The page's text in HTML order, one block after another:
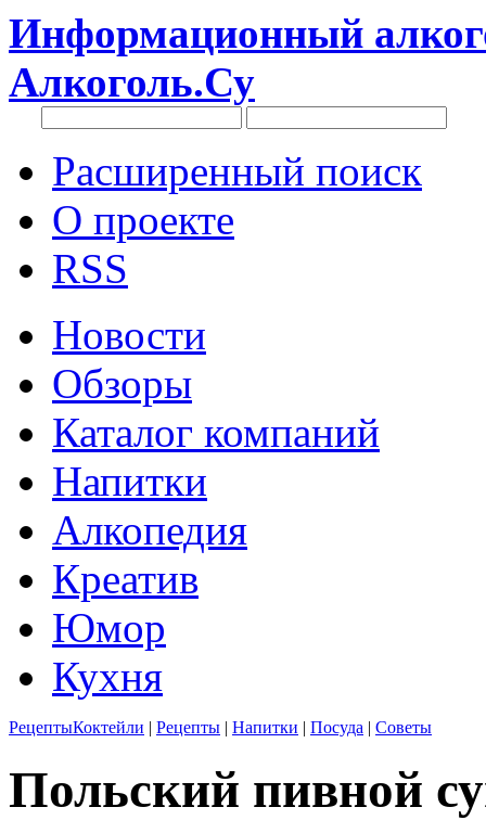
Информационный
Алкоголь.Су
Расширенный поиск
О проекте
RSS
Новости
Обзоры
Каталог компаний
Напитки
Алкопедия
Креатив
Юмор
Кухня
РецептыКоктейли | Рецепты | Напитки | Посуда | Советы
Польский пивной